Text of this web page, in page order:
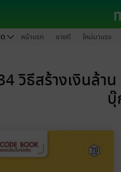
หน้าแรก ขายดี ใหม่มาแรง
วิธีสร้างเงินล้า